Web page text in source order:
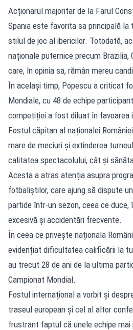
Acționarul majoritar de la Farul
Spania este favorita sa principală la
stilul de joc al ibericilor. Totodată,
naționale puternice precum Brazilia,
care, în opinia sa, rămân mereu
În același timp, Popescu a criticat
Mondiale, cu 48 de echipe
competiției a fost diluat în favoarea
Fostul căpitan al naționalei
mare de meciuri și extinderea
calitatea spectacolului, cât și
Acesta a atras atenția asupra
fotbaliștilor, care ajung să dispute
partide într-un sezon, ceea ce duce,
excesivă și accidentări frecvente.
În ceea ce privește naționala
evidențiat dificultatea calificării la
au trecut 28 de ani de la ultima
Campionat Mondial.
Fostul internațional a vorbit și
traseul european și cel al altor
frustrant faptul că unele echipe